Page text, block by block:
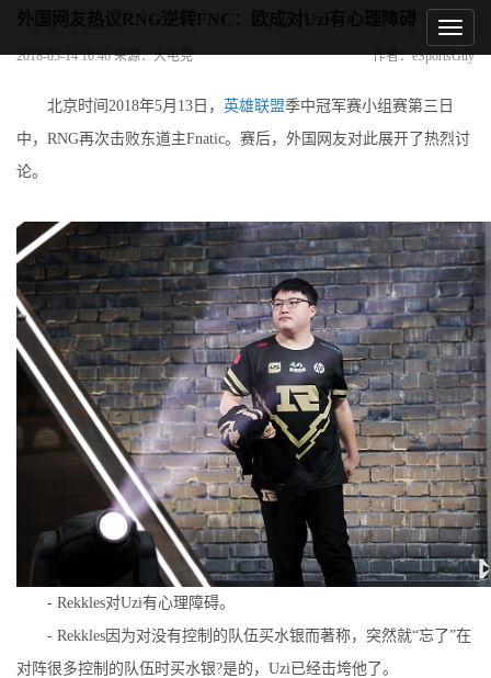
2018-05-14 10:46 来源：大电竞 作者：eSportsGuy
北京时间2018年5月13日， 英雄联盟季中冠军赛小组赛第三日
中，RNG再次击败东道主Fnatic。赛后，外国网友对此展开了热烈讨
论。
- Rekkles对Uzi有心理障碍。
- Rekkles因为对没有控制的队伍买水银而著称，突然就“忘了”在
对阵很多控制的队伍时买水银?是的，Uzi已经击垮他了。